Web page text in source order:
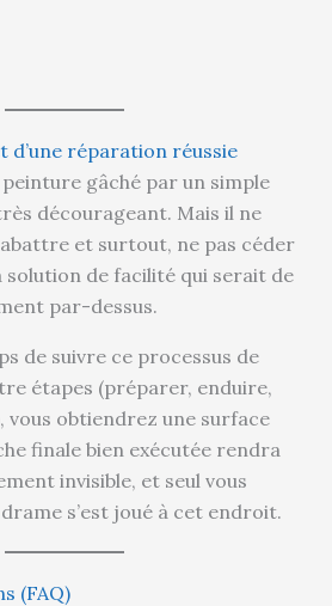
d’une réparation réussie
gâché par un simple
décourageant. Mais il ne
et surtout, ne pas céder
solution de facilité qui serait de
par-dessus.
de suivre ce processus de
étapes (préparer, enduire,
obtiendrez une surface
finale bien exécutée rendra
invisible, et seul vous
s’est joué à cet endroit.
(FAQ)